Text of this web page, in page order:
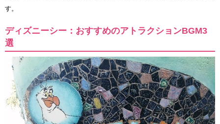
す。
ディズニーシー：おすすめのアトラクションBGM3
選